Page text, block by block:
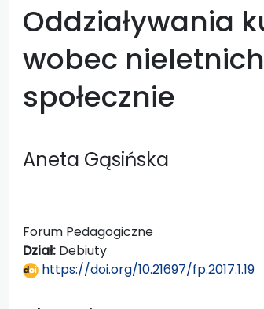
Oddziaływania
wobec
społecznie
Aneta Gąsińska
Forum Pedagogiczne
Dział: Debiuty
https://doi.org/10.21697/fp.2017.1.19